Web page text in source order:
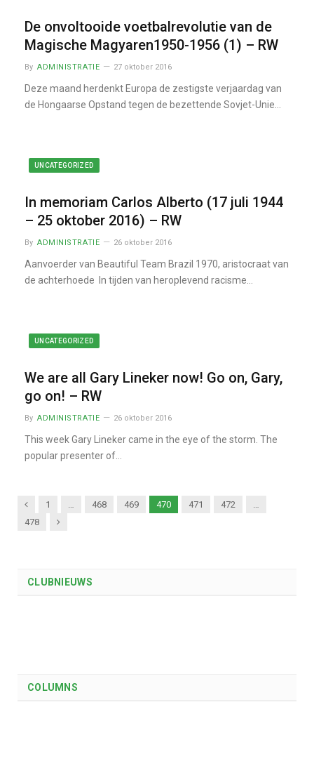
De onvoltooide voetbalrevolutie van de
Magische Magyaren1950-1956 (1) – RW
By ADMINISTRATIE 27 oktober 2016
Deze maand herdenkt Europa de zestigste verjaardag van
de Hongaarse Opstand tegen de bezettende Sovjet-Unie…
UNCATEGORIZED
In memoriam Carlos Alberto (17 juli 1944
– 25 oktober 2016) – RW
By ADMINISTRATIE 26 oktober 2016
Aanvoerder van Beautiful Team Brazil 1970, aristocraat van
de achterhoede In tijden van heroplevend racisme…
UNCATEGORIZED
We are all Gary Lineker now! Go on, Gary,
go on! – RW
By ADMINISTRATIE 26 oktober 2016
This week Gary Lineker came in the eye of the storm. The
popular presenter of…
Previous
1 … 468 469 470 471 472
…
478
Next
CLUBNIEUWS
COLUMNS